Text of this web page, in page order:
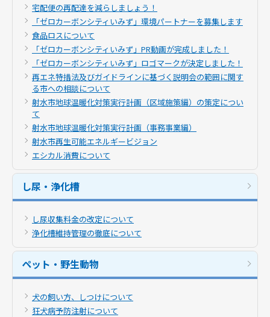
宅配便の再配達を減らしましょう！
「ゼロカーボンシティいみず」環境パートナーを募集します
食品ロスについて
「ゼロカーボンシティいみず」PR動画が完成しました！
「ゼロカーボンシティいみず」ロゴマークが決定しました！
再エネ特措法及びガイドラインに基づく説明会の範囲に関す
る市への相談について
射水市地球温暖化対策実行計画（区域施策編）の策定につい
て
射水市地球温暖化対策実行計画（事務事業編）
射水市再生可能エネルギービジョン
エシカル消費について
し尿・浄化槽
し尿収集料金の改定について
浄化槽維持管理の徹底について
ペット・野生動物
犬の飼い方、しつけについて
狂犬病予防注射について